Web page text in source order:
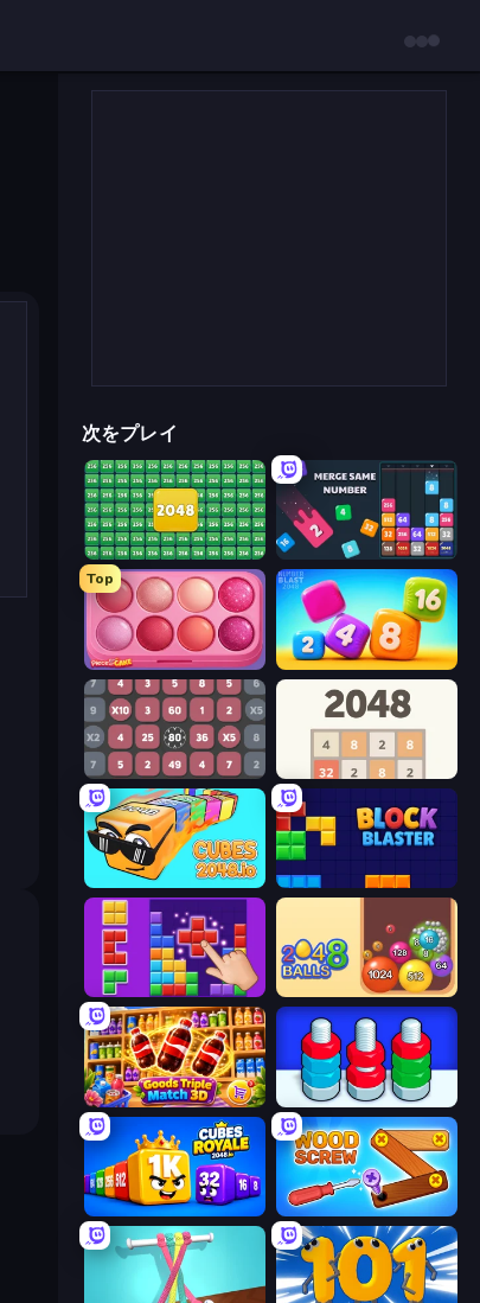
次をプレイ
2048 Merge Blocks Drop & Merge the Numbers
Top
Piece of Cake: Merge and Bake Number Blast 2048
Get 1000 2048
Cubes 2048.io ブロックブラスト
BlockBuster Puzzle Crazy 2048 Balls
Goods Triple Match 3D
Cubes 2048 Royale Wood Screw: Bolts Puzzle